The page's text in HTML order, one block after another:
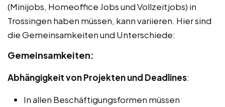
(Minijobs, Homeoffice Jobs und Vollzeitjobs) in
Trossingen haben müssen, kann variieren. Hier sind
die Gemeinsamkeiten und Unterschiede:
Gemeinsamkeiten:
Abhängigkeit von Projekten und Deadlines:
In allen Beschäftigungsformen müssen